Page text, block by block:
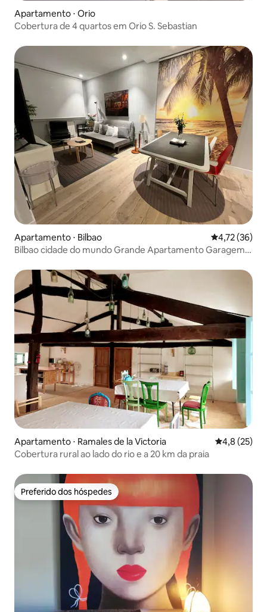
Apartamento ⋅ Orio
Cobertura de 4 quartos em Orio S. Sebastian
Apartamento ⋅ Bilbao 4,72 de uma
4,72 (36)
Bilbao cidade do mundo Grande Apartamento Garagem
Apartamento ⋅ Ramales de la Victoria 4,8 de uma
4,8 (25)
Cobertura rural ao lado do rio e a 20 km da praia
Preferido dos hóspedes
Preferido dos hóspedes